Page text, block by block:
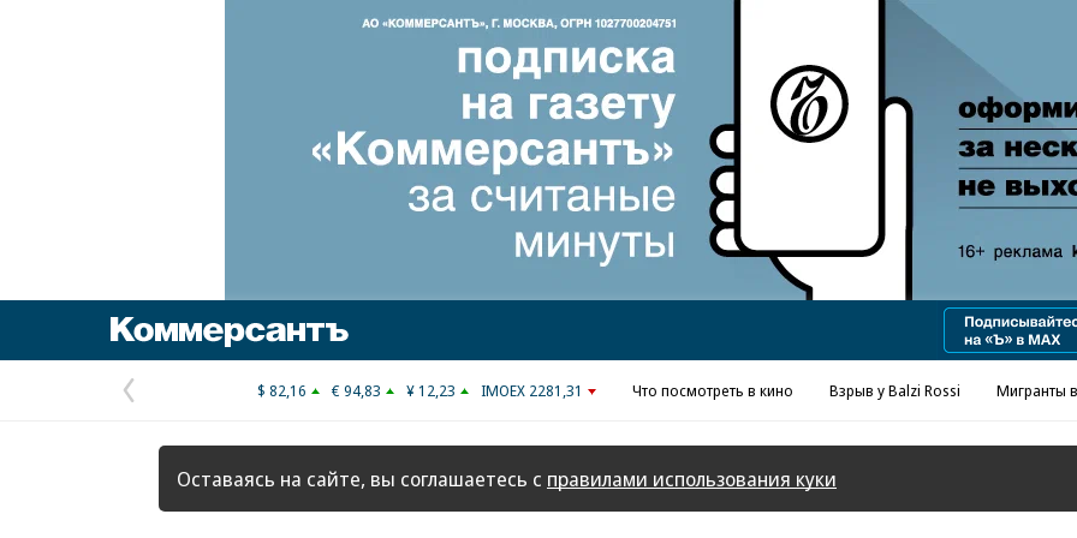
Предыдущая
страница
$ 82,16 € 94,83 ¥ 12,23 IMOEX 2281,31 Что посмотреть в кино Взрыв у Balzi Rossi Мигранты
Оставаясь на сайте, вы соглашаетесь с правилами использования куки